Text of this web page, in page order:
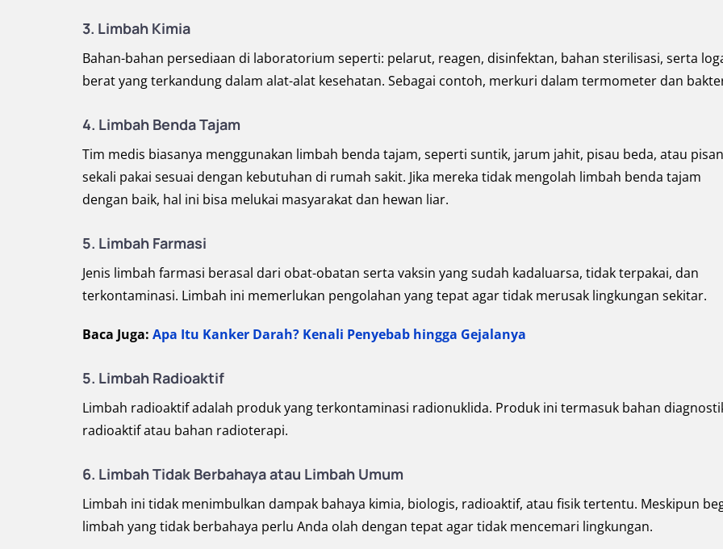
3. Limbah Kimia
Bahan-bahan persediaan di laboratorium seperti: pelarut, reagen, disinfektan, bahan sterilisasi, serta
berat yang terkandung dalam alat-alat kesehatan. Sebagai contoh, merkuri dalam termometer dan
4. Limbah Benda Tajam
Tim medis biasanya menggunakan limbah benda tajam, seperti suntik, jarum jahit, pisau beda, atau
sekali pakai sesuai dengan kebutuhan di rumah sakit. Jika mereka tidak mengolah limbah benda tajam
dengan baik, hal ini bisa melukai masyarakat dan hewan liar.
5. Limbah Farmasi
Jenis limbah farmasi berasal dari obat-obatan serta vaksin yang sudah kadaluarsa, tidak terpakai, dan
terkontaminasi. Limbah ini memerlukan pengolahan yang tepat agar tidak merusak lingkungan sekitar.
Baca Juga: Apa Itu Kanker Darah? Kenali Penyebab hingga Gejalanya
5. Limbah Radioaktif
Limbah radioaktif adalah produk yang terkontaminasi radionuklida. Produk ini termasuk bahan
radioaktif atau bahan radioterapi.
6. Limbah Tidak Berbahaya atau Limbah Umum
Limbah ini tidak menimbulkan dampak bahaya kimia, biologis, radioaktif, atau fisik tertentu. Meskipun
limbah yang tidak berbahaya perlu Anda olah dengan tepat agar tidak mencemari lingkungan.